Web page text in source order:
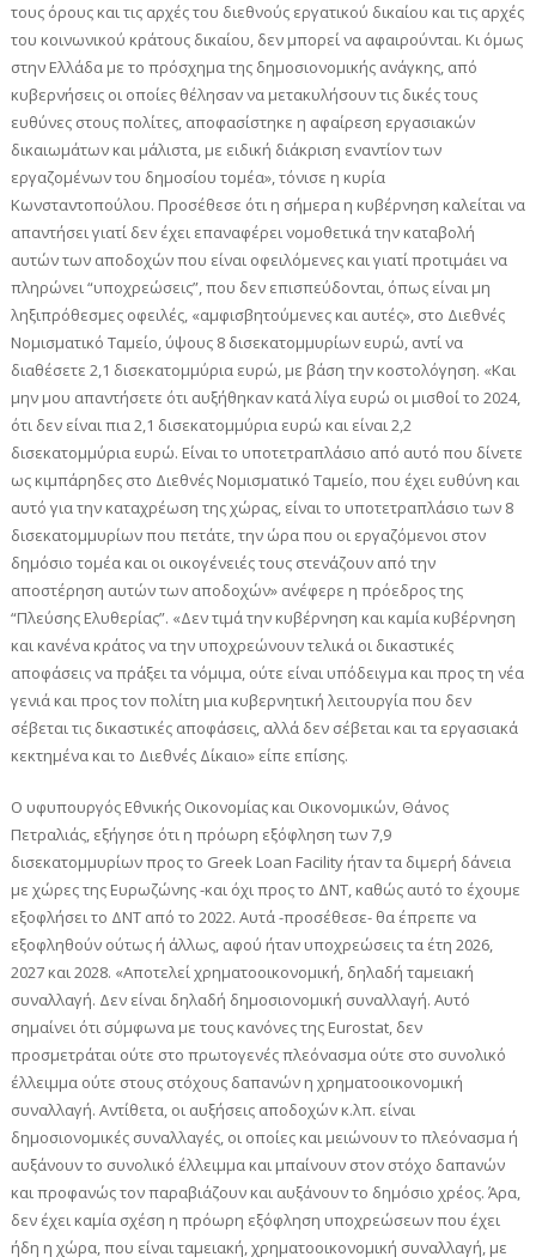
τους όρους και τις αρχές του διεθνούς εργατικού δικαίου και τις αρχές
του κοινωνικού κράτους δικαίου, δεν μπορεί να αφαιρούνται. Κι όμως
στην Ελλάδα με το πρόσχημα της δημοσιονομικής ανάγκης, από
κυβερνήσεις οι οποίες θέλησαν να μετακυλήσουν τις δικές τους
ευθύνες στους πολίτες, αποφασίστηκε η αφαίρεση εργασιακών
δικαιωμάτων και μάλιστα, με ειδική διάκριση εναντίον των
εργαζομένων του δημοσίου τομέα», τόνισε η κυρία
Κωνσταντοπούλου. Προσέθεσε ότι η σήμερα η κυβέρνηση καλείται να
απαντήσει γιατί δεν έχει επαναφέρει νομοθετικά την καταβολή
αυτών των αποδοχών που είναι οφειλόμενες και γιατί προτιμάει να
πληρώνει “υποχρεώσεις”, που δεν επισπεύδονται, όπως είναι μη
ληξιπρόθεσμες οφειλές, «αμφισβητούμενες και αυτές», στο Διεθνές
Νομισματικό Ταμείο, ύψους 8 δισεκατομμυρίων ευρώ, αντί να
διαθέσετε 2,1 δισεκατομμύρια ευρώ, με βάση την κοστολόγηση. «Και
μην μου απαντήσετε ότι αυξήθηκαν κατά λίγα ευρώ οι μισθοί το 2024,
ότι δεν είναι πια 2,1 δισεκατομμύρια ευρώ και είναι 2,2
δισεκατομμύρια ευρώ. Είναι το υποτετραπλάσιο από αυτό που δίνετε
ως κιμπάρηδες στο Διεθνές Νομισματικό Ταμείο, που έχει ευθύνη και
αυτό για την καταχρέωση της χώρας, είναι το υποτετραπλάσιο των 8
δισεκατομμυρίων που πετάτε, την ώρα που οι εργαζόμενοι στον
δημόσιο τομέα και οι οικογένειές τους στενάζουν από την
αποστέρηση αυτών των αποδοχών» ανέφερε η πρόεδρος της
“Πλεύσης Ελυθερίας”. «Δεν τιμά την κυβέρνηση και καμία κυβέρνηση
και κανένα κράτος να την υποχρεώνουν τελικά οι δικαστικές
αποφάσεις να πράξει τα νόμιμα, ούτε είναι υπόδειγμα και προς τη νέα
γενιά και προς τον πολίτη μια κυβερνητική λειτουργία που δεν
σέβεται τις δικαστικές αποφάσεις, αλλά δεν σέβεται και τα εργασιακά
κεκτημένα και το Διεθνές Δίκαιο» είπε επίσης.
Ο υφυπουργός Εθνικής Οικονομίας και Οικονομικών, Θάνος
Πετραλιάς, εξήγησε ότι η πρόωρη εξόφληση των 7,9
δισεκατομμυρίων προς το Greek Loan Facility ήταν τα διμερή δάνεια
με χώρες της Ευρωζώνης -και όχι προς το ΔΝΤ, καθώς αυτό το έχουμε
εξοφλήσει το ΔΝΤ από το 2022. Αυτά -προσέθεσε- θα έπρεπε να
εξοφληθούν ούτως ή άλλως, αφού ήταν υποχρεώσεις τα έτη 2026,
2027 και 2028. «Αποτελεί χρηματοοικονομική, δηλαδή ταμειακή
συναλλαγή. Δεν είναι δηλαδή δημοσιονομική συναλλαγή. Αυτό
σημαίνει ότι σύμφωνα με τους κανόνες της Eurostat, δεν
προσμετράται ούτε στο πρωτογενές πλεόνασμα ούτε στο συνολικό
έλλειμμα ούτε στους στόχους δαπανών η χρηματοοικονομική
συναλλαγή. Αντίθετα, οι αυξήσεις αποδοχών κ.λπ. είναι
δημοσιονομικές συναλλαγές, οι οποίες και μειώνουν το πλεόνασμα ή
αυξάνουν το συνολικό έλλειμμα και μπαίνουν στον στόχο δαπανών
και προφανώς τον παραβιάζουν και αυξάνουν το δημόσιο χρέος. Άρα,
δεν έχει καμία σχέση η πρόωρη εξόφληση υποχρεώσεων που έχει
ήδη η χώρα, που είναι ταμειακή, χρηματοοικονομική συναλλαγή, με